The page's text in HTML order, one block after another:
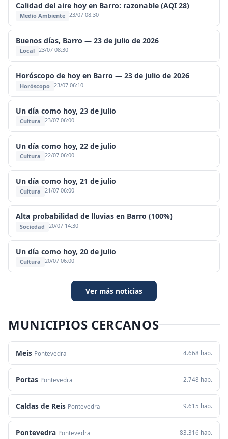
Calidad del aire hoy en Barro: razonable (AQI 28)
Medio Ambiente 23/07 08:30
Buenos días, Barro — 23 de julio de 2026
Local 23/07 08:30
Horóscopo de hoy en Barro — 23 de julio de 2026
Horóscopo 23/07 06:10
Un día como hoy, 23 de julio
Cultura 23/07 06:00
Un día como hoy, 22 de julio
Cultura 22/07 06:00
Un día como hoy, 21 de julio
Cultura 21/07 06:00
Alta probabilidad de lluvias en Barro (100%)
Sociedad 20/07 14:30
Un día como hoy, 20 de julio
Cultura 20/07 06:00
Ver más noticias
MUNICIPIOS CERCANOS
Meis Pontevedra 4.668 hab.
Portas Pontevedra 2.748 hab.
Caldas de Reis Pontevedra 9.615 hab.
Pontevedra Pontevedra 83.316 hab.